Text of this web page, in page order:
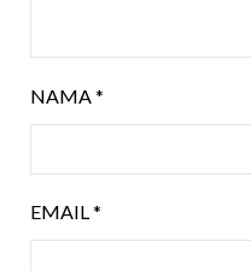
NAMA*
EMAIL*